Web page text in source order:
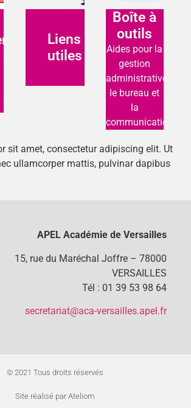
Liens
utiles
Boîte à
outils
Aides pour la
gestion
administrative,
le bureau et
la
communication
sit amet, consectetur adipiscing elit. Ut
ullamcorper mattis, pulvinar dapibus
APEL Académie de Versailles
15, rue du Maréchal Joffre – 78000
VERSAILLES
Tél : 01 39 53 98 64
secretariat@aca-versailles.apel.fr
© 2021 Tous droits réservés
Site réalisé par Ateliom